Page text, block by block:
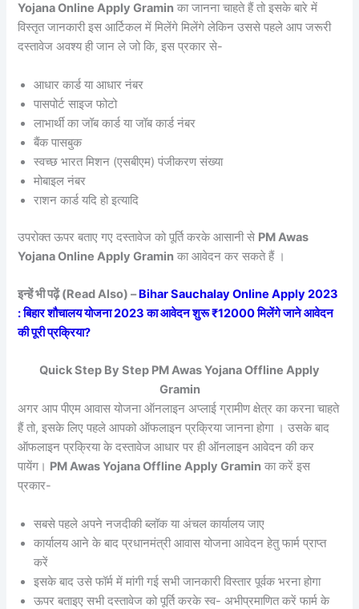
Yojana Online Apply Gramin का जानना चाहते हैं तो इसके बारे में
विस्तृत जानकारी इस आर्टिकल में मिलेंगे मिलेंगे लेकिन उससे पहले आप जरूरी
दस्तावेज अवश्य ही जान ले जो कि, इस प्रकार से-
आधार कार्ड या आधार नंबर
पासपोर्ट साइज फोटो
लाभार्थी का जॉब कार्ड या जॉब कार्ड नंबर
बैंक पासबुक
स्वच्छ भारत मिशन (एसबीएम) पंजीकरण संख्या
मोबाइल नंबर
राशन कार्ड यदि हो इत्यादि
उपरोक्त ऊपर बताए गए दस्तावेज को पूर्ति करके आसानी से PM Awas
Yojana Online Apply Gramin का आवेदन कर सकते हैं ।
इन्हें भी पढ़ें (Read Also) –Bihar Sauchalay Online Apply 2023
: बिहार शौचालय योजना 2023 का आवेदन शुरू ₹12000 मिलेंगे जाने आवेदन
की पूरी प्रक्रिया?
Quick Step By Step PM Awas Yojana Offline Apply
Gramin
अगर आप पीएम आवास योजना ऑनलाइन अप्लाई ग्रामीण क्षेत्र का करना चाहते
हैं तो, इसके लिए पहले आपको ऑफलाइन प्रक्रिया जानना होगा । उसके बाद
ऑफलाइन प्रक्रिया के दस्तावेज आधार पर ही ऑनलाइन आवेदन की कर
पायेंग। PM Awas Yojana Offline Apply Gramin का करें इस
प्रकार-
सबसे पहले अपने नजदीकी ब्लॉक या अंचल कार्यालय जाए
कार्यालय आने के बाद प्रधानमंत्री आवास योजना आवेदन हेतु फार्म प्राप्त
करें
इसके बाद उसे फॉर्म में मांगी गई सभी जानकारी विस्तार पूर्वक भरना होगा
ऊपर बताइए सभी दस्तावेज को पूर्ति करके स्व- अभीप्रमाणित करें फार्म के